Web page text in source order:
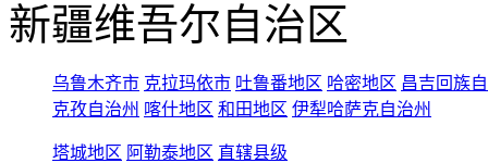
新疆维吾尔自治区
乌鲁木齐市 克拉玛依市 吐鲁番地区 哈密地区 昌吉回族
克孜自治州 喀什地区 和田地区 伊犁哈萨克自治州
塔城地区 阿勒泰地区 直辖县级